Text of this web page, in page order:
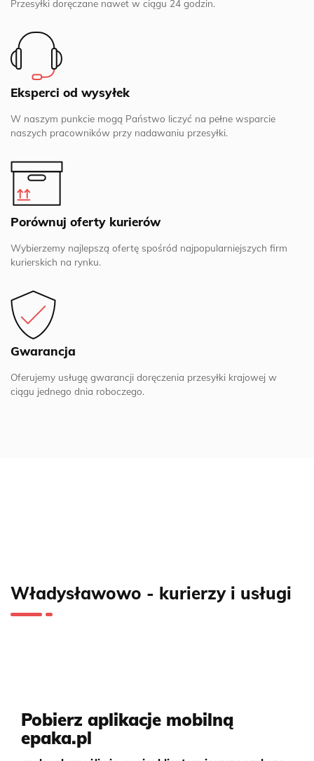
Przesyłki doręczane nawet w ciągu 24 godzin.
Eksperci od wysyłek
W naszym punkcie mogą Państwo liczyć na pełne wsparcie
naszych pracowników przy nadawaniu przesyłki.
Porównuj oferty kurierów
Wybierzemy najlepszą ofertę spośród najpopularniejszych firm
kurierskich na rynku.
Gwarancja
Oferujemy usługę gwarancji doręczenia przesyłki krajowej w
ciągu jednego dnia roboczego.
Władysławowo - kurierzy i usługi
Pobierz aplikacje mobilną
epaka.pl